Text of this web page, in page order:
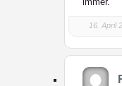
16. April